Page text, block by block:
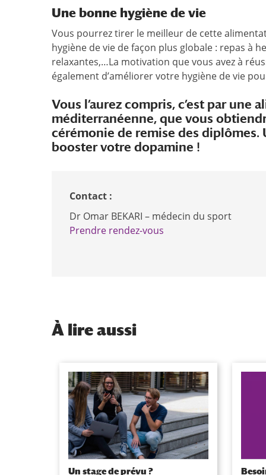
Une bonne hygiène de vie
Vous pourrez tirer le meilleur de cette
hygiène de vie de façon plus globale : repas à
relaxantes,…La motivation que vous avez à
également d’améliorer votre hygiène de vie
Vous l’aurez compris, c’est par une
méditerranéenne, que vous
cérémonie de remise des diplômes.
booster votre dopamine !
Contact :
Dr Omar BEKARI – médecin du sport
Prendre rendez-vous
À lire aussi
Un stage de prévu ?